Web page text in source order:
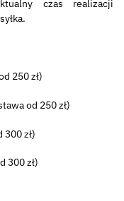
czas realizacji
250 zł)
od 250 zł)
zł)
300 zł)